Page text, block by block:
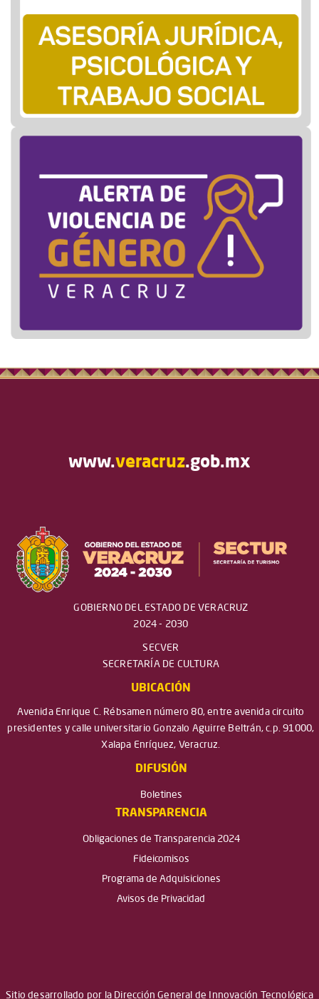
www.veracruz.gob.mx
GOBIERNO DEL ESTADO DE VERACRUZ
2024 - 2030
SECVER
SECRETARÍA DE CULTURA
UBICACIÓN
Avenida Enrique C. Rébsamen número 80, entre avenida circuito
presidentes y calle universitario Gonzalo Aguirre Beltrán, c.p. 91000,
Xalapa Enríquez, Veracruz.
DIFUSIÓN
Boletines
TRANSPARENCIA
Obligaciones de Transparencia 2024
Fideicomisos
Programa de Adquisiciones
Avisos de Privacidad
Sitio desarrollado por la Dirección General de Innovación Tecnológica